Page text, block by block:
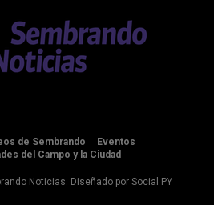
de Sembrando
Eventos
del Campo y la Ciudad
Noticias. Diseñado por Social PY